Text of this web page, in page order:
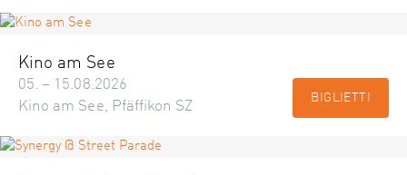
Kino am See
05. – 15.08.2026
Kino am See, Pfäffikon SZ
BIGLIETTI